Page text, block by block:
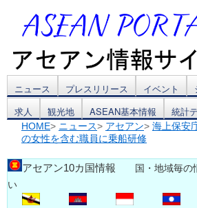
コ
ン
テ
ン
ツ
ニュース プレスリリース イベント
求人
観光地 ASEAN基本情報 統計
HOME> ニュース> アセアン> 海上保安
の女性を含む職員に乗船研修
アセアン10カ国情報 国・地域毎の情
い